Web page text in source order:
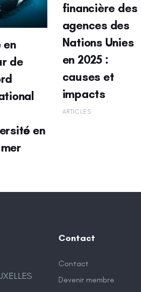
en
de
en
financière des
agences des
Nations Unies
en 2025 :
causes et
impacts
ARTICLES
Contact
Contact
Devenir membre